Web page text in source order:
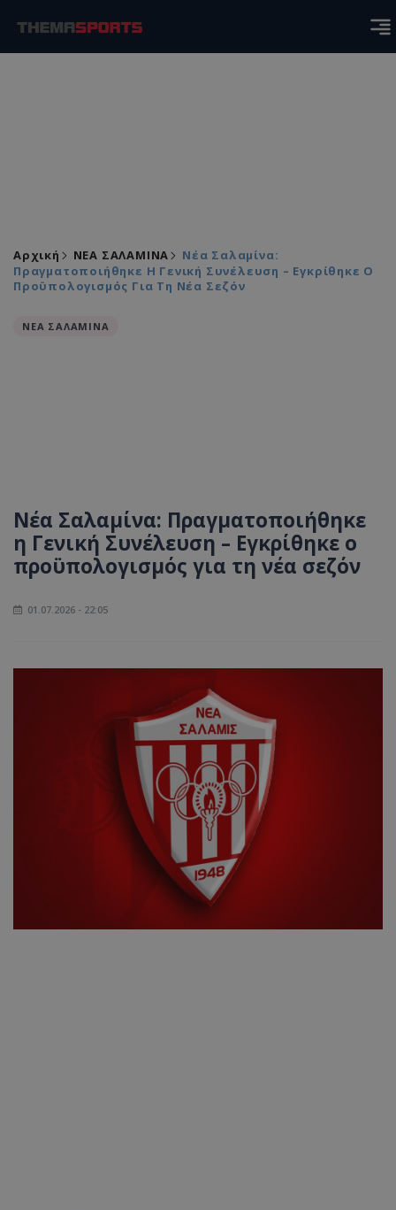
Αρχική ΝΕΑ ΣΑΛΑΜΙΝΑ
Νέα Σαλαμίνα:
Πραγματοποιήθηκε Η Γενική Συνέλευση – Εγκρίθηκε Ο
Προϋπολογισμός Για Τη Νέα Σεζόν
ΝΕΑ ΣΑΛΑΜΙΝΑ
Νέα Σαλαμίνα: Πραγματοποιήθηκε
η Γενική Συνέλευση – Εγκρίθηκε ο
προϋπολογισμός για τη νέα σεζόν
01.07.2026 - 22:05